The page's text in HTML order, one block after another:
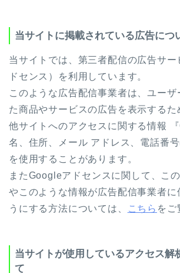
当サイトに掲載されている広告につ
当サイトでは、第三者配信の広告サ
ドセンス）を利用しています。
このような広告配信事業者は、ユーザ
た商品やサービスの広告を表示するた
他サイトへのアクセスに関する情報
名、住所、メール アドレス、電話番
を使用することがあります。
またGoogleアドセンスに関して、こ
やこのような情報が広告配信事業者に
うにする方法については、
こちら をご
当サイトが使用しているアクセス解
て